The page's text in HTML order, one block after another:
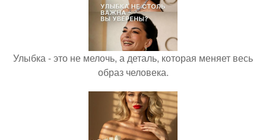
Улыбка - это не мелочь, а деталь, которая меняет весь
образ человека.